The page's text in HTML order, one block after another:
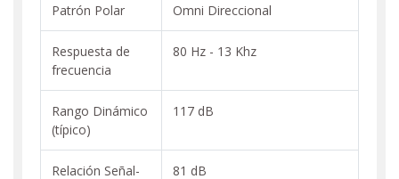
Patrón Polar Omni Direccional
Respuesta de
frecuencia
80 Hz - 13 Khz
Rango Dinámico
(típico)
117 dB
Relación Señal-
81 dB